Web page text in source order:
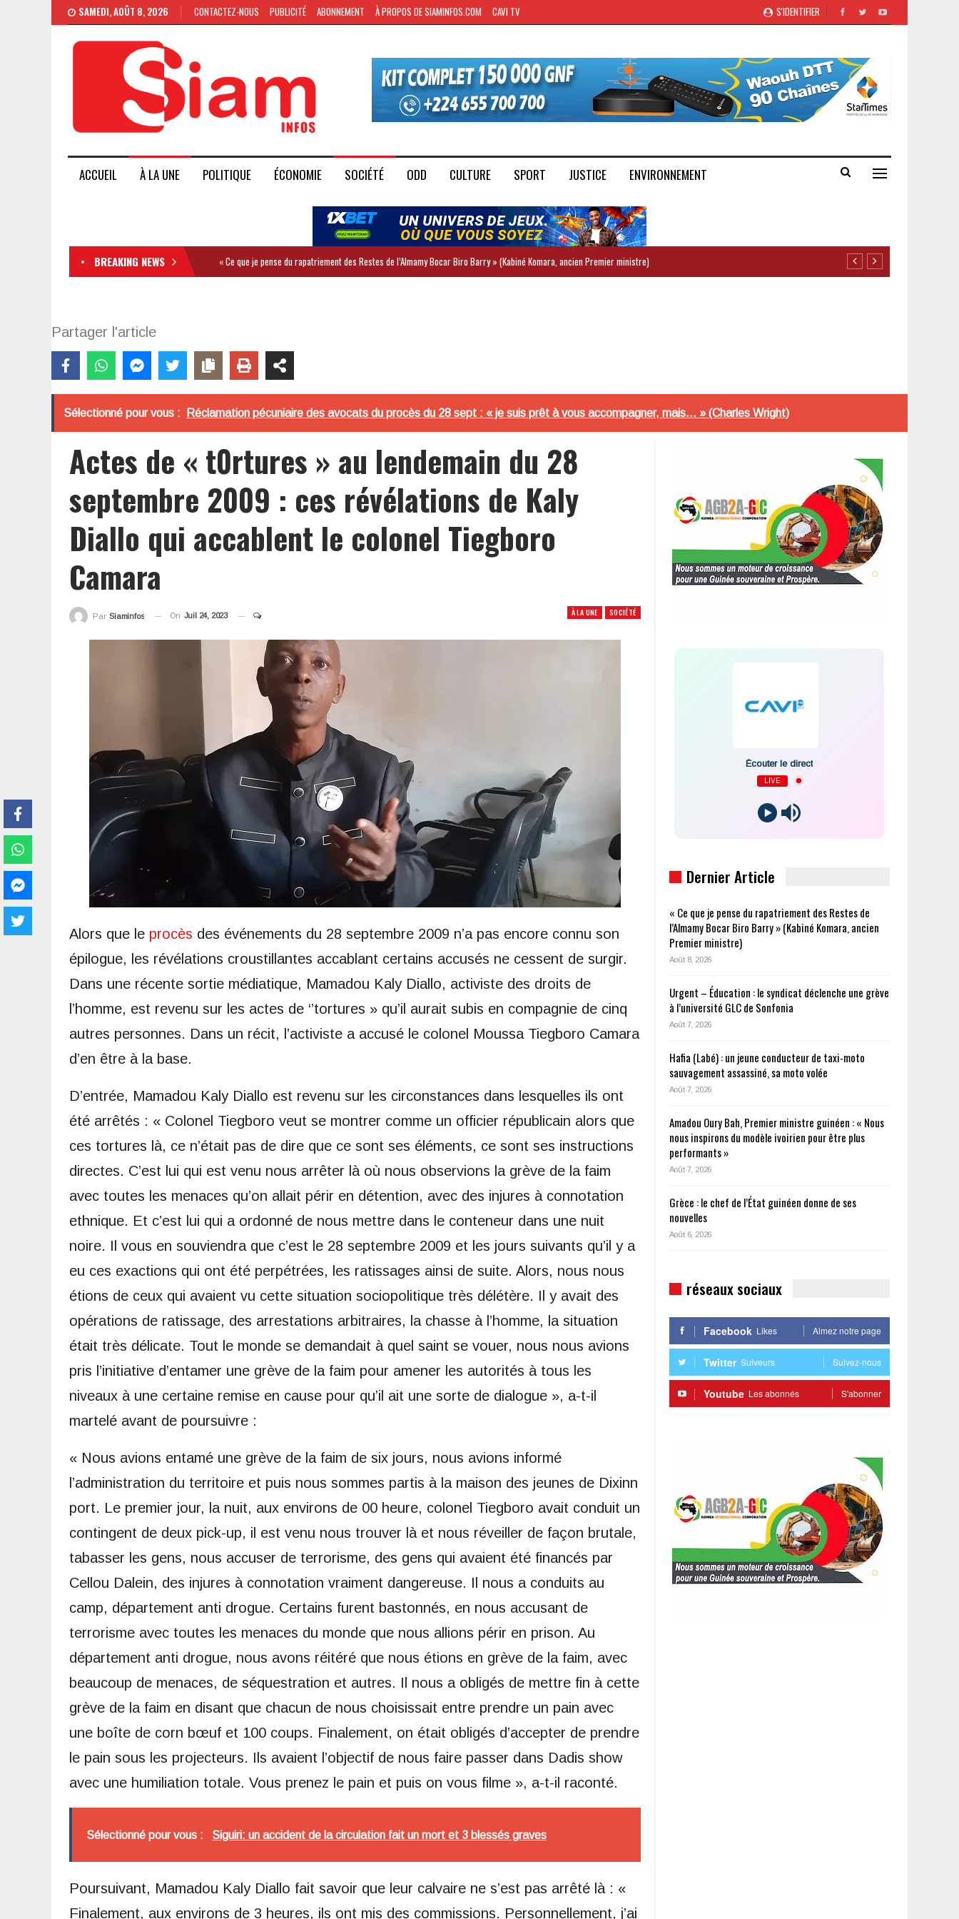
S'IDENTIFIER
SAMEDI, AOÛT 8, 2026 CONTACTEZ-NOUS PUBLICITÉ ABONNEMENT À PROPOS DE SIAMINFOS.COM CAVI TV
ACCUEIL À LA UNE POLITIQUE ÉCONOMIE SOCIÉTÉ ODD CULTURE SPORT JUSTICE ENVIRONNEMENT
BREAKING NEWS « Ce que je pense du rapatriement des Restes de l’Almamy Bocar Biro Barry » (Kabiné Komara, ancien Premier ministre)
Partager l'article
Sélectionné pour vous : Réclamation pécuniaire des avocats du procès du 28 sept : « je suis prêt à vous accompagner, mais... » (Charles Wright)
Actes de « t0rtures » au lendemain du 28
septembre 2009 : ces révélations de Kaly
Diallo qui accablent le colonel Tiegboro
Camara
À LA UNE SOCIÉTÉ
Par Siaminfos On Juil 24, 2023
Alors que le procès des événements du 28 septembre 2009 n’a pas encore connu son
épilogue, les révélations croustillantes accablant certains accusés ne cessent de surgir.
Dans une récente sortie médiatique, Mamadou Kaly Diallo, activiste des droits de
l’homme, est revenu sur les actes de ‘’tortures » qu’il aurait subis en compagnie de cinq
autres personnes. Dans un récit, l’activiste a accusé le colonel Moussa Tiegboro Camara
d’en être à la base.
D’entrée, Mamadou Kaly Diallo est revenu sur les circonstances dans lesquelles ils ont
été arrêtés : « Colonel Tiegboro veut se montrer comme un officier républicain alors que
ces tortures là, ce n’était pas de dire que ce sont ses éléments, ce sont ses instructions
directes. C’est lui qui est venu nous arrêter là où nous observions la grève de la faim
avec toutes les menaces qu’on allait périr en détention, avec des injures à connotation
ethnique. Et c’est lui qui a ordonné de nous mettre dans le conteneur dans une nuit
noire. Il vous en souviendra que c’est le 28 septembre 2009 et les jours suivants qu’il y a
eu ces exactions qui ont été perpétrées, les ratissages ainsi de suite. Alors, nous nous
étions de ceux qui avaient vu cette situation sociopolitique très délétère. Il y avait des
opérations de ratissage, des arrestations arbitraires, la chasse à l’homme, la situation
était très délicate. Tout le monde se demandait à quel saint se vouer, nous nous avions
pris l’initiative d’entamer une grève de la faim pour amener les autorités à tous les
niveaux à une certaine remise en cause pour qu’il ait une sorte de dialogue », a-t-il
martelé avant de poursuivre :
« Nous avions entamé une grève de la faim de six jours, nous avions informé
l’administration du territoire et puis nous sommes partis à la maison des jeunes de Dixinn
port. Le premier jour, la nuit, aux environs de 00 heure, colonel Tiegboro avait conduit un
contingent de deux pick-up, il est venu nous trouver là et nous réveiller de façon brutale,
tabasser les gens, nous accuser de terrorisme, des gens qui avaient été financés par
Cellou Dalein, des injures à connotation vraiment dangereuse. Il nous a conduits au
camp, département anti drogue. Certains furent bastonnés, en nous accusant de
terrorisme avec toutes les menaces du monde que nous allions périr en prison. Au
département anti drogue, nous avons réitéré que nous étions en grève de la faim, avec
beaucoup de menaces, de séquestration et autres. Il nous a obligés de mettre fin à cette
grève de la faim en disant que chacun de nous choisissait entre prendre un pain avec
une boîte de corn bœuf et 100 coups. Finalement, on était obligés d’accepter de prendre
le pain sous les projecteurs. Ils avaient l’objectif de nous faire passer dans Dadis show
avec une humiliation totale. Vous prenez le pain et puis on vous filme », a-t-il raconté.
Sélectionné pour vous : Siguiri: un accident de la circulation fait un mort et 3 blessés graves
Poursuivant, Mamadou Kaly Diallo fait savoir que leur calvaire ne s’est pas arrêté là : «
Finalement, aux environs de 3 heures, ils ont mis des commissions. Personnellement, j’ai
Écouter le direct
LIVE
Dernier Article
« Ce que je pense du rapatriement des Restes de
l’Almamy Bocar Biro Barry » (Kabiné Komara, ancien
Premier ministre)
Août 8, 2026
Urgent – Éducation : le syndicat déclenche une grève
à l’université GLC de Sonfonia
Août 7, 2026
Hafia (Labé) : un jeune conducteur de taxi-moto
sauvagement assassiné, sa moto volée
Août 7, 2026
Amadou Oury Bah, Premier ministre guinéen : « Nous
nous inspirons du modèle ivoirien pour être plus
performants »
Août 7, 2026
Grèce : le chef de l’État guinéen donne de ses
nouvelles
Août 6, 2026
réseaux sociaux
Facebook Likes Aimez notre page
Twitter Suiveurs Suivez-nous
Youtube Les abonnés S'abonner